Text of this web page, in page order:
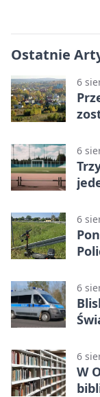
Ostatnie
6
6
6
6
6
W